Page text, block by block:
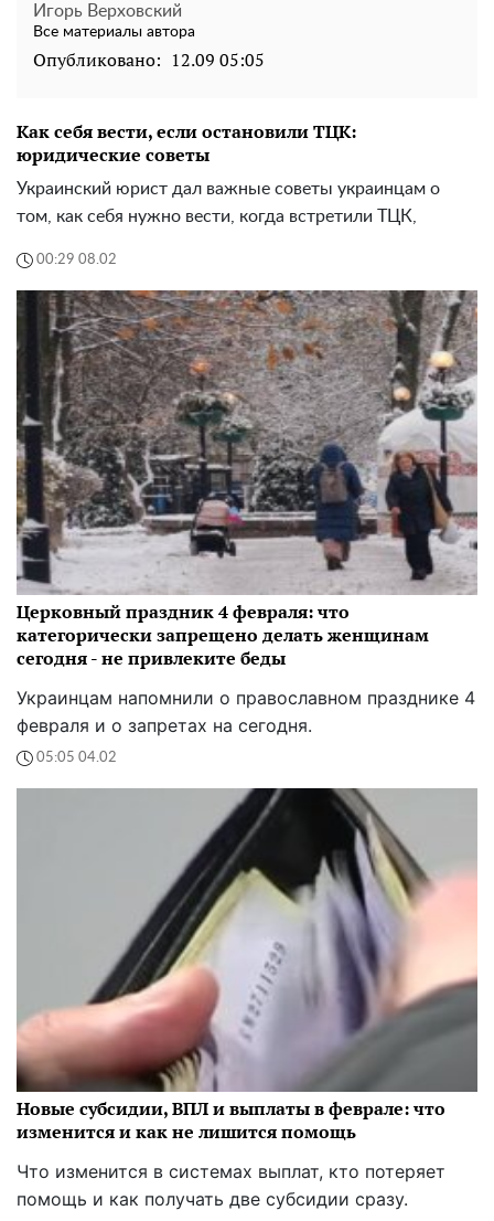
Игорь Верховский
Все материалы автора
Опубликовано: 12.09 05:05
Как себя вести, если остановили ТЦК:
юридические советы
Украинский юрист дал важные советы украинцам о
том, как себя нужно вести, когда встретили ТЦК,
00:29 08.02
Церковный праздник 4 февраля: что
категорически запрещено делать женщинам
сегодня - не привлеките беды
Украинцам напомнили о православном празднике 4
февраля и о запретах на сегодня.
05:05 04.02
Новые субсидии, ВПЛ и выплаты в феврале: что
изменится и как не лишится помощь
Что изменится в системах выплат, кто потеряет
помощь и как получать две субсидии сразу.